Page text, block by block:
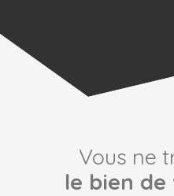
Vous ne
le bien de